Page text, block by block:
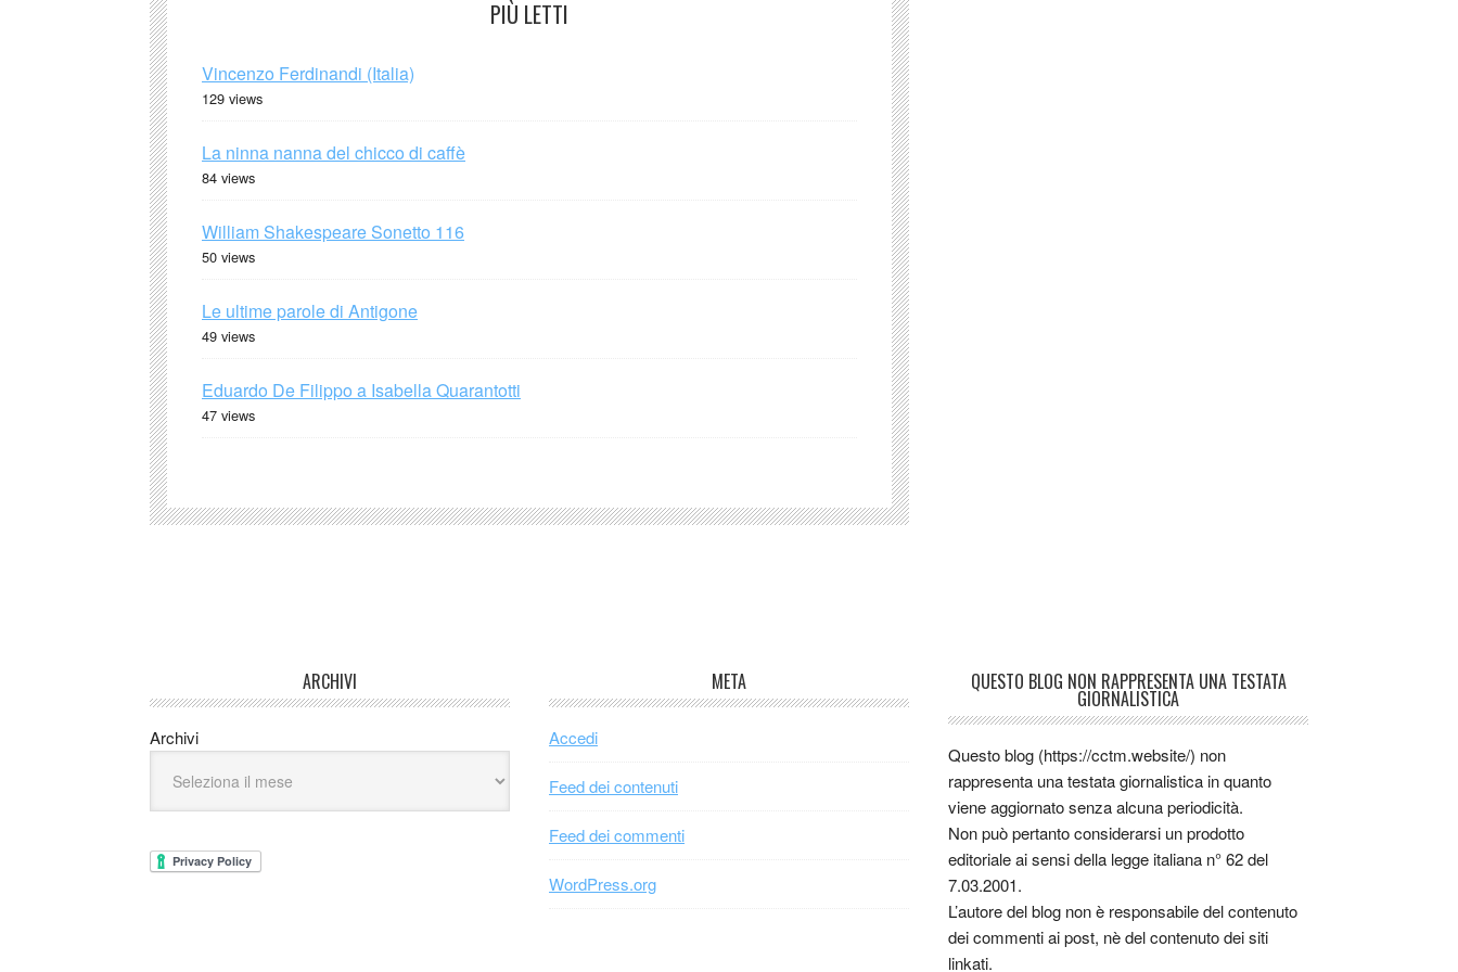
PIÙ LETTI
Vincenzo Ferdinandi (Italia)
129 views
La ninna nanna del chicco di caffè
84 views
William Shakespeare Sonetto 116
50 views
Le ultime parole di Antigone
49 views
Eduardo De Filippo a Isabella Quarantotti
47 views
ARCHIVI
Archivi
META
Accedi
Feed dei contenuti
Feed dei commenti
WordPress.org
QUESTO BLOG NON RAPPRESENTA UNA TESTATA
GIORNALISTICA
Questo blog (https://cctm.website/) non
rappresenta una testata giornalistica in quanto
viene aggiornato senza alcuna periodicità.
Non può pertanto considerarsi un prodotto
editoriale ai sensi della legge italiana n° 62 del
7.03.2001.
L’autore del blog non è responsabile del contenuto
dei commenti ai post, nè del contenuto dei siti
linkati.